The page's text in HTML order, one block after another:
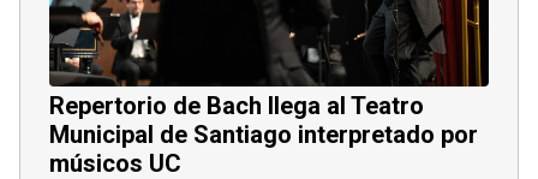
Repertorio de Bach llega al Teatro
Municipal de Santiago interpretado por
músicos UC